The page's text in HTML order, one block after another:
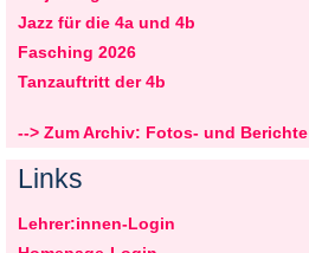
Jazz für die 4a und 4b
Fasching 2026
Tanzauftritt der 4b
--> Zum Archiv: Fotos- und Berichte
Links
Lehrer:innen-Login